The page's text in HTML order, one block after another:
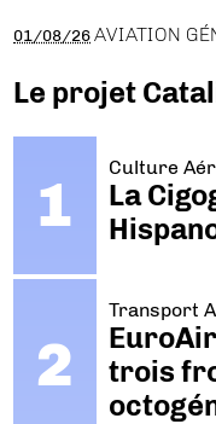
01/08/26 AVIATION
Le projet
Culture
La
Transport
trois